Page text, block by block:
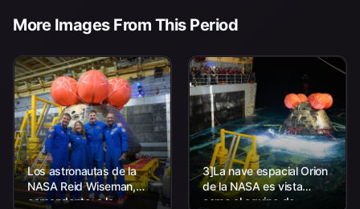
More Images From This Period
Los astronautas de la
NASA Reid Wiseman,
comandante; a la
3]La nave espacial Orion
de la NASA es vista
como el equipo de